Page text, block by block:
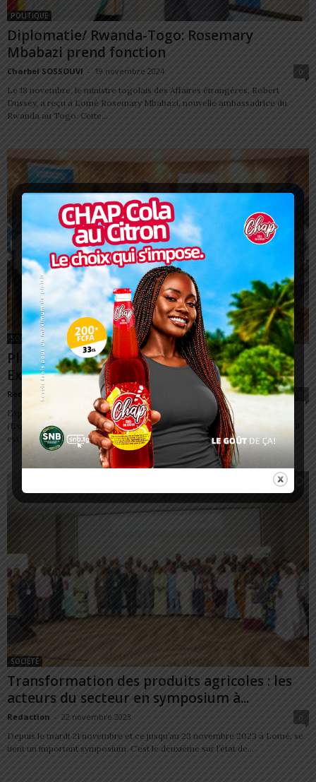
POLITIQUE
Diplomatie/ Rwanda-Togo: Rosemary
Mbabazi prend fonction
Charbel SOSSOUVI - 19 novembre 2024
0
Le 18 novembre, le ministre togolais des Affaires étrangères, Robert
Dussey, a reçu à Lomé Rosemary Mbabazi, nouvelle ambassadrice du
Rwanda au Togo. Cette...
SOCIÉTÉ
Planification familiale : le nouveau projet
Expand PF annoncé à Lomé
Redaction 8 décembre 2023
Expand Family Planning and Sexual and Reproductive Health Activity
(ExpandPF) est le nouveau projet quinquennal de planification familiale. Il
est financé par l’Agence Américaine...
SOCIÉTÉ
Transformation des produits agricoles : les
acteurs du secteur en symposium à...
Redaction - 22 novembre 2023
0
Depuis le mardi 21 novembre et ce jusqu’au 23 novembre 2023 à Lomé, se
tient un important symposium. C’est le deuxième sur l’état de...